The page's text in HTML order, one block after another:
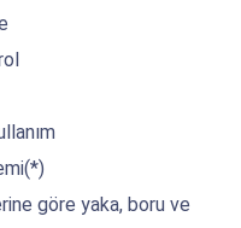
göre yaka, boru ve